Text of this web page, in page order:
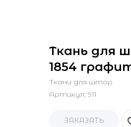
Ткань для
1854
Ткани для штор
Артикул: 911
ЗАКАЗАТЬ